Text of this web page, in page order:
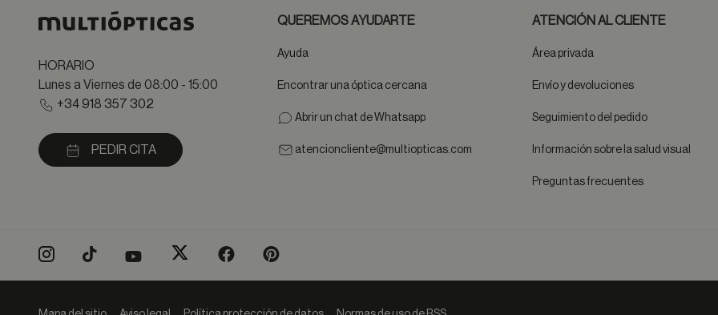
HORARIO
Lunes a Viernes de 08:00 - 15:00
+34 918 357 302
PEDIR CITA
QUEREMOS AYUDARTE
Ayuda
Encontrar una óptica cercana
Abrir un chat de Whatsapp
atencioncliente@multiopticas.com
ATENCIÓN AL CLIENTE
Área privada
Envío y devoluciones
Seguimiento del pedido
Información sobre la salud visual
Preguntas frecuentes